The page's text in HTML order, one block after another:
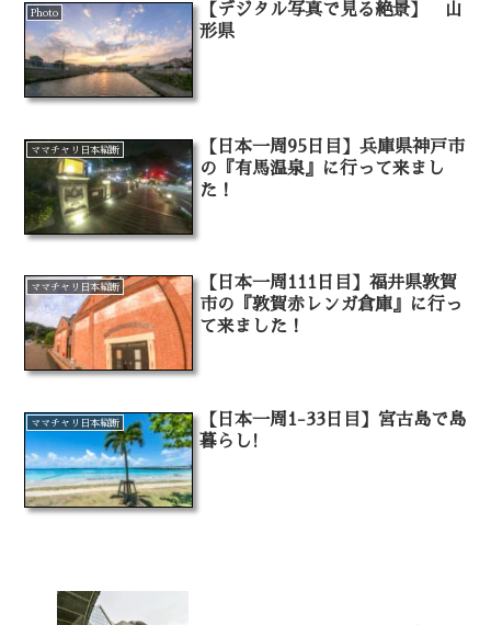
Photo
【デジタル写真で見る絶景】 山
形県
ママチャリ日本縦断
【日本一周95日目】兵庫県神戸市
の『有馬温泉』に行って来まし
た！
ママチャリ日本縦断
【日本一周111日目】福井県敦賀
市の『敦賀赤レンガ倉庫』に行っ
て来ました！
ママチャリ日本縦断
【日本一周1-33日目】宮古島で島
暮らし!